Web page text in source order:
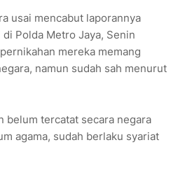
usai mencabut laporannya
Polda Metro Jaya, Senin
mereka memang
namun sudah sah menurut
belum tercatat secara negara
agama, sudah berlaku syariat